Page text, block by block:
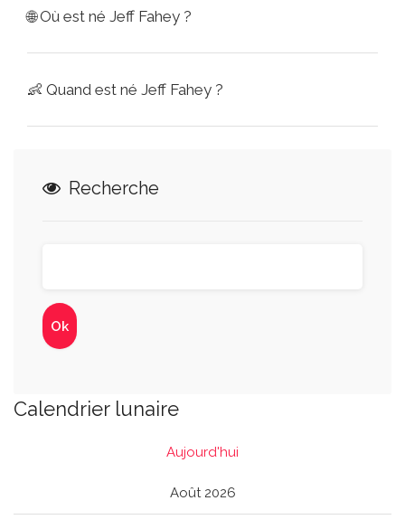
🌐Où est né Jeff Fahey ?
👶 Quand est né Jeff Fahey ?
Recherche
Calendrier lunaire
Aujourd'hui
Août 2026